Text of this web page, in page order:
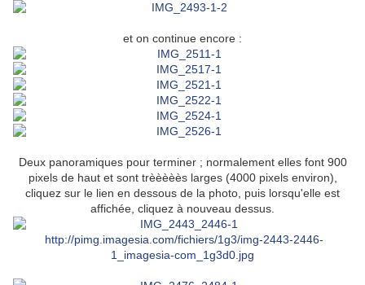
et on continue encore :
Deux panoramiques pour terminer ; normalement elles font 900
pixels de haut et sont trèèèèès larges (4000 pixels environ),
cliquez sur le lien en dessous de la photo, puis lorsqu'elle est
affichée, cliquez à nouveau dessus.
http://pimg.imagesia.com/fichiers/1g3/img-2443-2446-
1_imagesia-com_1g3d0.jpg